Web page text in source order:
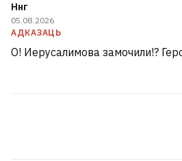
Ннг
05.08.2026
АДКАЗАЦЬ
О! Иерусалимова замочили!?